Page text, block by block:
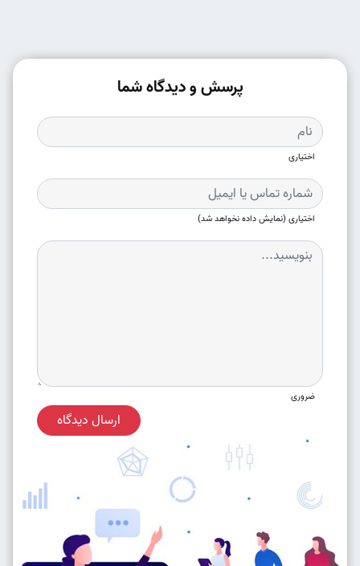
پرسش و دیدگاه شما
اختیاری
اختیاری (نمایش داده نخواهد شد)
ضروری
ارسال دیدگاه